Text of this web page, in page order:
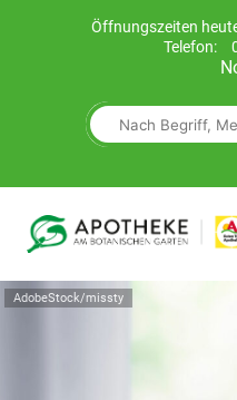
Öffnungszeiten
Telefon:
AdobeStock/missty